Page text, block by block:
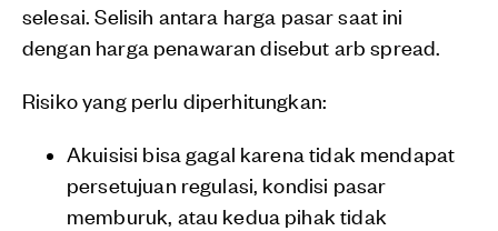
selesai. Selisih antara harga pasar saat ini
dengan harga penawaran disebut arb spread.
Risiko yang perlu diperhitungkan:
Akuisisi bisa gagal karena tidak mendapat
persetujuan regulasi, kondisi pasar
memburuk, atau kedua pihak tidak